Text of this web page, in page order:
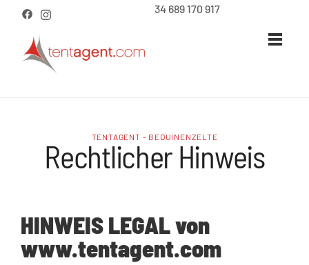
34 689 170 917
TENTAGENT - BEDUINENZELTE
Rechtlicher Hinweis
HINWEISLEGALvon
www.tentagent.com